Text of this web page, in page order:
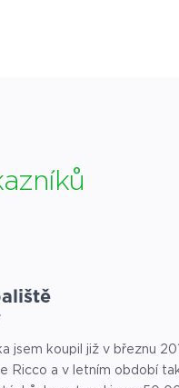
jsem koupil již v březnu
Ricco a v letním období